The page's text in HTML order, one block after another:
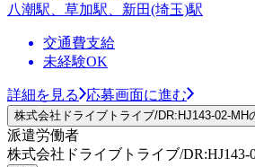
八潮駅、草加駅、新田(埼玉)駅
交通費支給
未経験OK
詳細を見る 応募画面に進む
株式会社ドライブトライブ/DR:HJ143-02-MH
派遣労働者
株式会社ドライブトライブ/DR:HJ143-